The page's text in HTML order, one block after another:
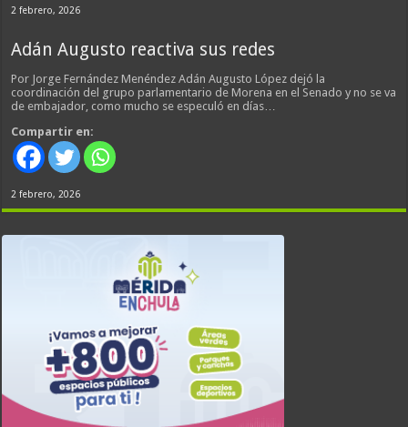
2 febrero, 2026
Adán Augusto reactiva sus redes
Por Jorge Fernández Menéndez Adán Augusto López dejó la
coordinación del grupo parlamentario de Morena en el Senado y no se va
de embajador, como mucho se especuló en días…
Compartir en:
2 febrero, 2026